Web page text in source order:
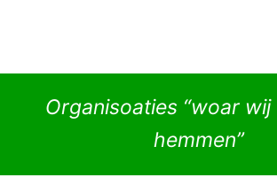
Organisoaties “woar
hemmen”